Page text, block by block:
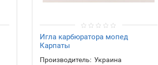
Игла карбюратора мопед
Карпаты
Производитель: Украина